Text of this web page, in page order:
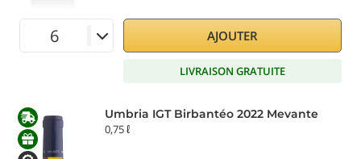
AJOUTER
LIVRAISON GRATUITE
Umbria IGT Birbantéo 2022 Mevante
0,75 ℓ